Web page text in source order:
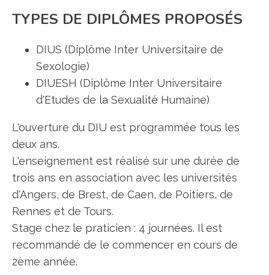
TYPES DE DIPLÔMES PROPOSÉS
DIUS (Diplôme Inter Universitaire de
Sexologie)
DIUESH (Diplôme Inter Universitaire
d'Etudes de la Sexualité Humaine)
L'ouverture du DIU est programmée tous les
deux ans.
L'enseignement est réalisé sur une durée de
trois ans en association avec les universités
d'Angers, de Brest, de Caen, de Poitiers, de
Rennes et de Tours.
Stage chez le praticien : 4 journées. Il est
recommandé de le commencer en cours de
2ème année.